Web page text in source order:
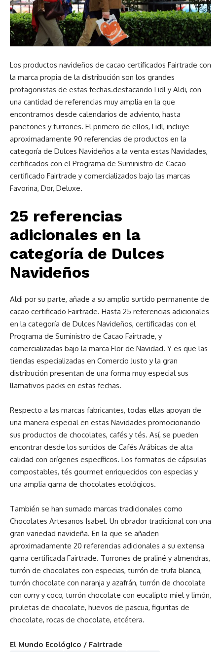
Los productos navideños de cacao certificados Fairtrade con
la marca propia de la distribución son los grandes
protagonistas de estas fechas.destacando Lidl y Aldi, con
una cantidad de referencias muy amplia en la que
encontramos desde calendarios de adviento, hasta
panetones y turrones. El primero de ellos, Lidl, incluye
aproximadamente 90 referencias de productos en la
categoría de Dulces Navideños a la venta estas Navidades,
certificados con el Programa de Suministro de Cacao
certificado Fairtrade y comercializados bajo las marcas
Favorina, Dor, Deluxe.
25 referencias
adicionales en la
categoría de Dulces
Navideños
Aldi por su parte, añade a su amplio surtido permanente de
cacao certificado Fairtrade. Hasta 25 referencias adicionales
en la categoría de Dulces Navideños, certificadas con el
Programa de Suministro de Cacao Fairtrade, y
comercializadas bajo la marca Flor de Navidad. Y es que las
tiendas especializadas en Comercio Justo y la gran
distribución presentan de una forma muy especial sus
llamativos packs en estas fechas.
Respecto a las marcas fabricantes, todas ellas apoyan de
una manera especial en estas Navidades promocionando
sus productos de chocolates, cafés y tés. Así, se pueden
encontrar desde los surtidos de Cafés Arábicas de alta
calidad con orígenes específicos. Los formatos de cápsulas
compostables, tés gourmet enriquecidos con especias y
una amplia gama de chocolates ecológicos.
También se han sumado marcas tradicionales como
Chocolates Artesanos Isabel. Un obrador tradicional con una
gran variedad navideña. En la que se añaden
aproximadamente 20 referencias adicionales a su extensa
gama certificada Fairtrade. Turrones de praliné y almendras,
turrón de chocolates con especias, turrón de trufa blanca,
turrón chocolate con naranja y azafrán, turrón de chocolate
con curry y coco, turrón chocolate con eucalipto miel y limón,
piruletas de chocolate, huevos de pascua, figuritas de
chocolate, rocas de chocolate, etcétera.
El Mundo Ecológico / Fairtrade